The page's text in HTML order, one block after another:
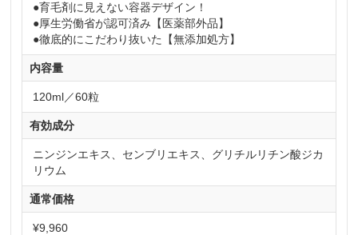
●育毛剤に見えない容器デザイン！
●厚生労働省が認可済み【医薬部外品】
●徹底的にこだわり抜いた【無添加処方】
内容量
120ml／60粒
有効成分
ニンジンエキス、センブリエキス、グリチルリチン酸ジカ
リウム
通常価格
¥9,960